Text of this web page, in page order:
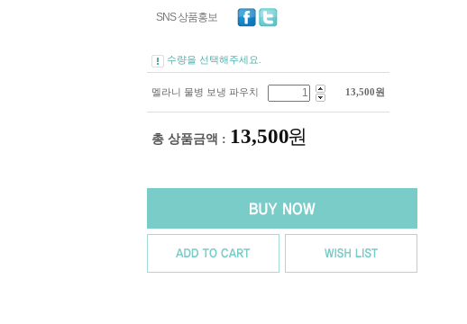
SNS 상품홍보
수량을 선택해주세요.
멜라니 물병 보냉 파우치 13,500원
총 상품금액 : 13,500원